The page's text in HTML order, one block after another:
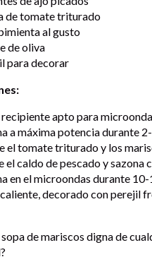
de tomate triturado
al gusto
de oliva
para decorar
recipiente apto para
a máxima potencia durante
el tomate triturado y los
el caldo de pescado y sazona
en el microondas durante
decorado con perejil
sopa de mariscos digna de